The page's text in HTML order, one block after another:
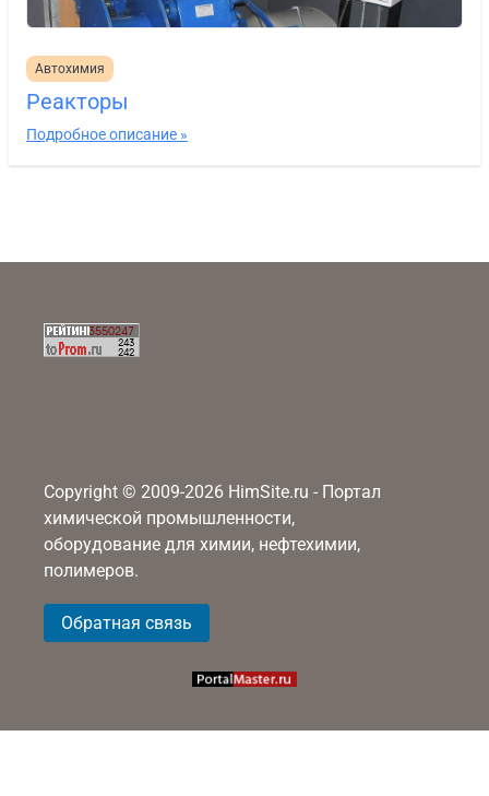
Автохимия
Реакторы
Подробное описание »
Copyright © 2009-2026 HimSite.ru - Портал
химической промышленности,
оборудование для химии, нефтехимии,
полимеров.
Обратная связь